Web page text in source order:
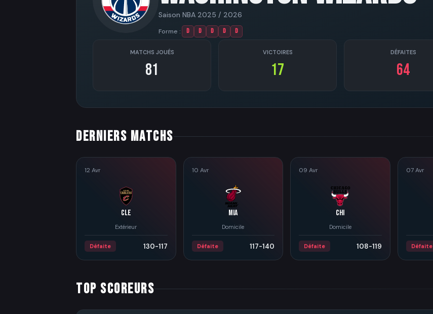
Saison NBA 2025 / 2026
Forme : D D D D D
MATCHS JOUÉS
81
VICTOIRES
17
DÉFAITES
64
Derniers matchs
12 Avr
CLE
Extérieur
Défaite 130-117
10 Avr
MIA
Domicile
Défaite 117-140
09 Avr
CHI
Domicile
Défaite 108-119
07 Avr
Défaite
TOP SCOREURS